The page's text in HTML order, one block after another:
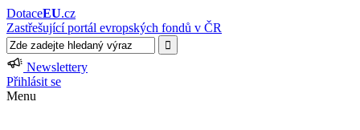
DotaceEU.cz
Zastřešující portál evropských fondů v ČR
Newslettery
Přihlásit se
Menu